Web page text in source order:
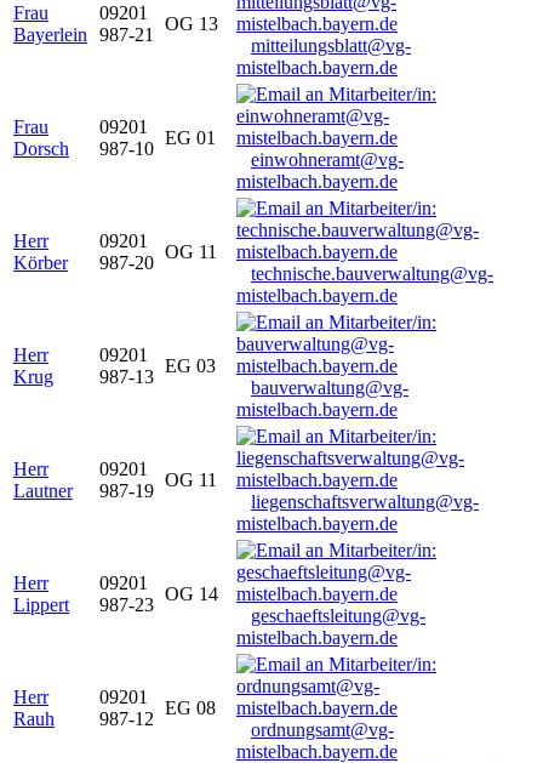
Frau
Bayerlein
09201
987-21
OG 13
mitteilungsblatt@vg-
mistelbach.bayern.de
Frau
Dorsch
09201
987-10
EG 01
einwohneramt@vg-
mistelbach.bayern.de
Herr
Körber
09201
987-20
OG 11
technische.bauverwaltung@vg-
mistelbach.bayern.de
Herr
Krug
09201
987-13
EG 03
bauverwaltung@vg-
mistelbach.bayern.de
Herr
Lautner
09201
987-19
OG 11
liegenschaftsverwaltung@vg-
mistelbach.bayern.de
Herr
Lippert
09201
987-23
OG 14
geschaeftsleitung@vg-
mistelbach.bayern.de
Herr
Rauh
09201
987-12
EG 08
ordnungsamt@vg-
mistelbach.bayern.de